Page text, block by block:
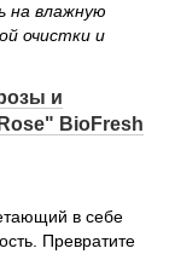
на влажную
очистки и
и
BioFresh
в себе
Превратите